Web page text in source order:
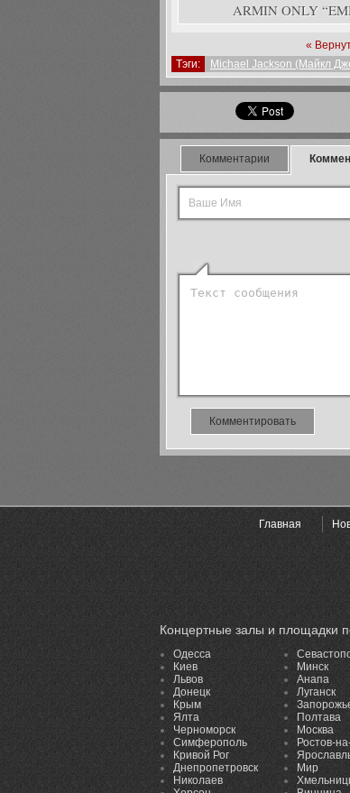
ARMIN ONLY
«
Тэги:
Michael Jackson (Майкл
Комментарии
Комментировать
Главная
Концертные залы и площадки
Одесса
Киев
Львов
Донецк
Крым
Ялта
Черноморск
Симферополь
Кривой Рог
Днепропетровск
Николаев
Минск
Анапа
Луганск
Полтава
Москва
Ростов-
Мир